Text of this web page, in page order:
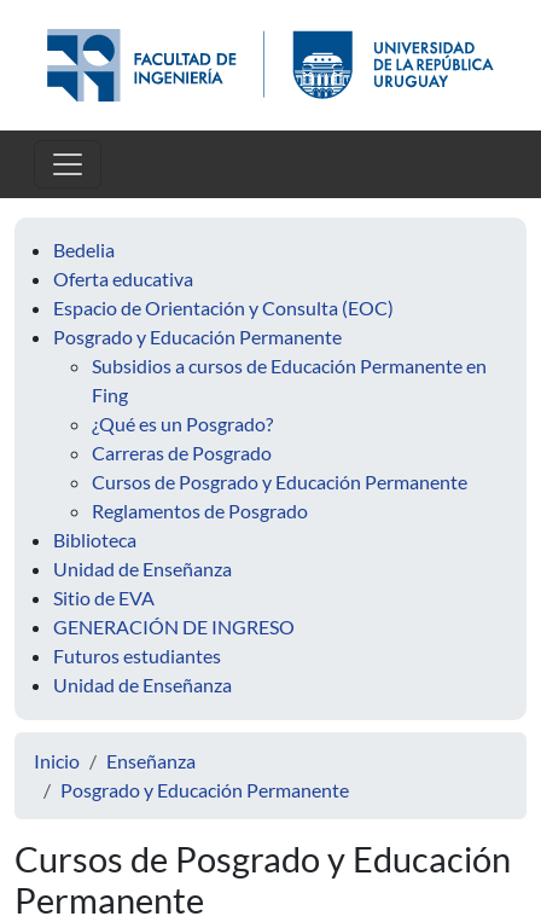
Bedelia
Oferta educativa
Espacio de Orientación y Consulta (EOC)
Posgrado y Educación Permanente
Subsidios a cursos de Educación Permanente en
Fing
¿Qué es un Posgrado?
Carreras de Posgrado
Cursos de Posgrado y Educación Permanente
Reglamentos de Posgrado
Biblioteca
Unidad de Enseñanza
Sitio de EVA
GENERACIÓN DE INGRESO
Futuros estudiantes
Unidad de Enseñanza
Inicio
Enseñanza
Posgrado y Educación Permanente
Cursos de Posgrado y Educación
Permanente